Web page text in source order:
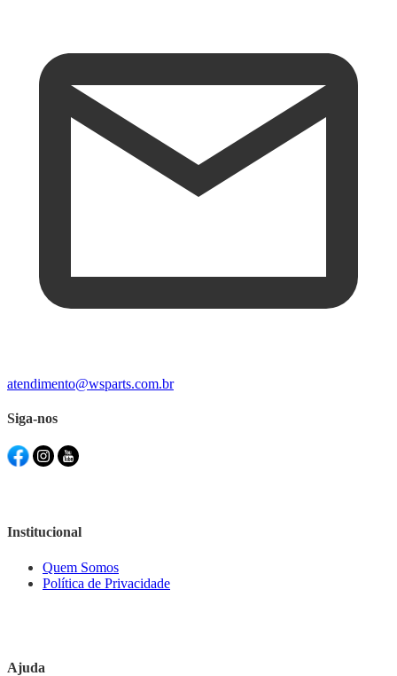
atendimento@wsparts.com.br
Siga-nos
Institucional
Quem Somos
Política de Privacidade
Ajuda